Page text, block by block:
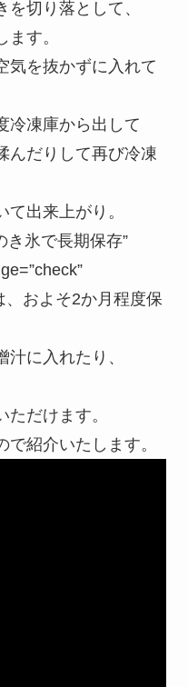
切り落として、
す。
気を抜かずに入れて
冷凍庫から出して
んだりして再び冷凍
出来上がり。
き氷で長期保存”
、およそ2か月程度保
に入れたり、
だけます。
紹介いたします。